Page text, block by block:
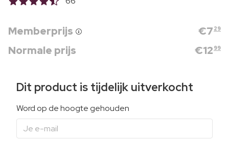
Memberprijs €7 29
Normale prijs €12 99
Dit product is tijdelijk uitverkocht
Word op de hoogte gehouden